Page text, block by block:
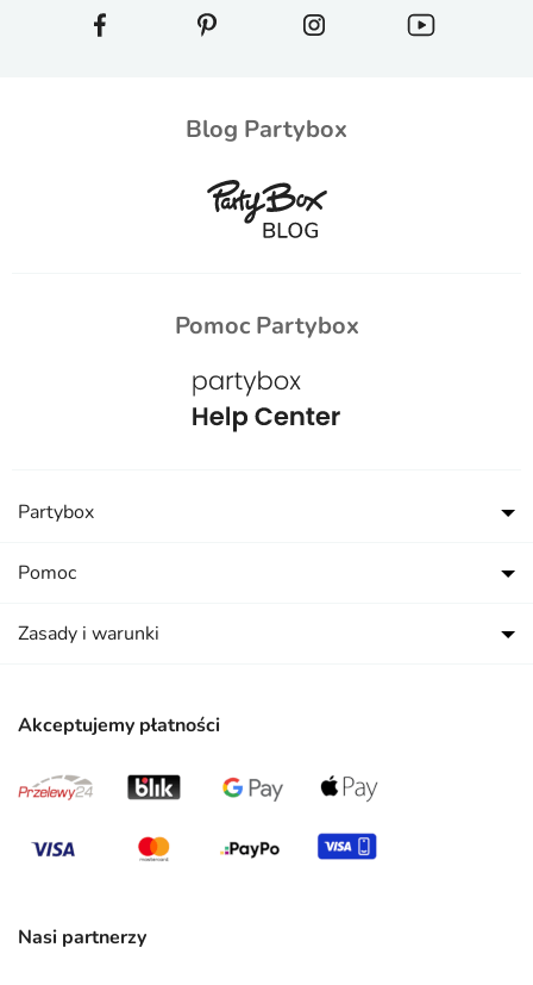
Blog Partybox
Pomoc Partybox
Akceptujemy płatności
Nasi partnerzy
Partybox
Pomoc
Zasady i warunki